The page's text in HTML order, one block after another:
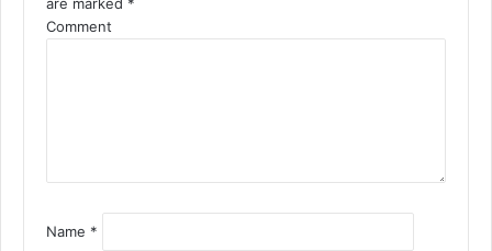
Comment
Name *